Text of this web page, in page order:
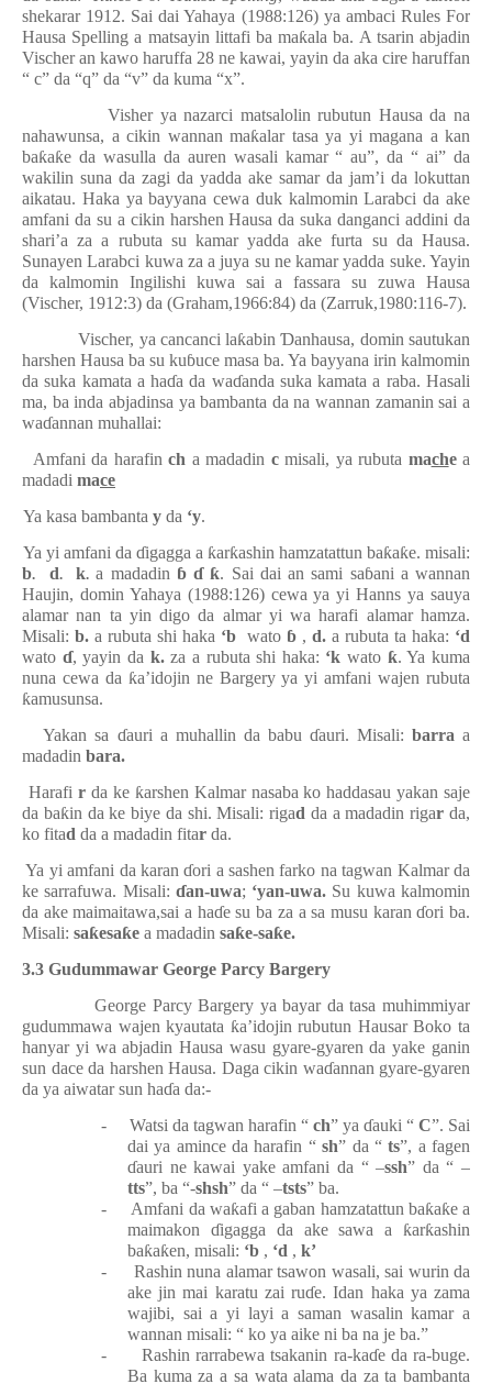
shekarar 1912. Sai dai Yahaya (1988:126) ya ambaci Rules For
Hausa Spelling a matsayin littafi ba maƙala ba. A tsarin abjadin
Vischer an kawo haruffa 28 ne kawai, yayin da aka cire haruffan
“ c” da “q” da “v” da kuma “x”.
Visher ya nazarci matsalolin rubutun Hausa da na
nahawunsa, a cikin wannan maƙalar tasa ya yi magana a kan
baƙaƙe da wasulla da auren wasali kamar “ au”, da “ ai” da
wakilin suna da zagi da yadda ake samar da jam’i da lokuttan
aikatau. Haka ya bayyana cewa duk kalmomin Larabci da ake
amfani da su a cikin harshen Hausa da suka danganci addini da
shari’a za a rubuta su kamar yadda ake furta su da Hausa.
Sunayen Larabci kuwa za a juya su ne kamar yadda suke. Yayin
da kalmomin Ingilishi kuwa sai a fassara su zuwa Hausa
(Vischer, 1912:3) da (Graham,1966:84) da (Zarruk,1980:116-7).
Vischer, ya cancanci laƙabinƊanhausa, domin sautukan
harshen Hausa ba su kuɓuce masa ba. Ya bayyana irin kalmomin
da suka kamata a haɗa da waɗanda suka kamata a raba. Hasali
ma, ba inda abjadinsa ya bambanta da na wannan zamanin sai a
waɗannan muhallai:
Amfani da harafinch a madadin cmisali, ya rubuta machea
madadi mace
Ya kasa bambanta y da ‘y.
Ya yi amfani da ɗigagga a ƙarƙashin hamzatattun baƙaƙe. misali:
b. d. k. a madadin ɓ ɗ ƙ. Sai dai an sami saɓani a wannan
Haujin, domin Yahaya (1988:126) cewa ya yi Hanns ya sauya
alamar nan ta yin digo da almar yi wa harafi alamar hamza.
Misali: b. a rubuta shi haka ‘b wato ɓ , d. a rubuta ta haka: ‘d
wato ɗ, yayin da k.za a rubuta shi haka: ‘k wato ƙ. Ya kuma
nuna cewa da ƙa’idojin ne Bargery ya yi amfani wajen rubuta
ƙamusunsa.
Yakan sa ɗauri a muhallin da babu ɗauri. Misali: barra a
madadin bara.
Harafir da ke ƙarshen Kalmar nasaba ko haddasau yakan saje
da baƙin da ke biye da shi. Misali: rigad da a madadin rigarda,
ko fitad da a madadin fitar da.
Ya yi amfani da karanɗori a sashen farko na tagwan Kalmar da
ke sarrafuwa. Misali: ɗan-uwa; ‘yan-uwa. Su kuwa kalmomin
da ake maimaitawa,sai a haɗe su ba za a sa musu karanɗori ba.
Misali: saƙesaƙe a madadin saƙe-saƙe.
3.3 Gudummawar George Parcy Bargery
George Parcy Bargery ya bayar da tasa muhimmiyar
gudummawa wajen kyautata ƙa’idojin rubutun Hausar Boko ta
hanyar yi wa abjadin Hausa wasu gyare-gyaren da yake ganin
sun dace da harshen Hausa. Daga cikin waɗannan gyare-gyaren
da ya aiwatar sun haɗa da:-
-
Watsi da tagwan harafin “ ch” ya ɗauki “C”. Sai
dai ya amince da harafin “sh” da “ts”, a fagen
ɗauri ne kawai yake amfani da “ –ssh” da “ –
tts”, ba “-shsh” da “ –tsts” ba.
-
Amfani da waƙafi a gaban hamzatattun baƙaƙe a
maimakon ɗigagga da ake sawa a ƙarƙashin
baƙaƙen, misali: ‘b , ‘d , k’
-
Rashin nuna alamar tsawon wasali, sai wurin da
ake jin mai karatu zai ruɗe. Idan haka ya zama
wajibi, sai a yi layi a saman wasalin kamar a
wannan misali: “ ko ya aike ni ba na je ba.”
-
Rashin rarrabewa tsakanin ra-kaɗe da ra-buge.
Ba kuma za a sa wata alama da za ta bambanta